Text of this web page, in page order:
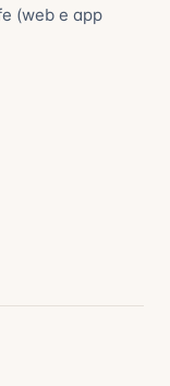
(web e app